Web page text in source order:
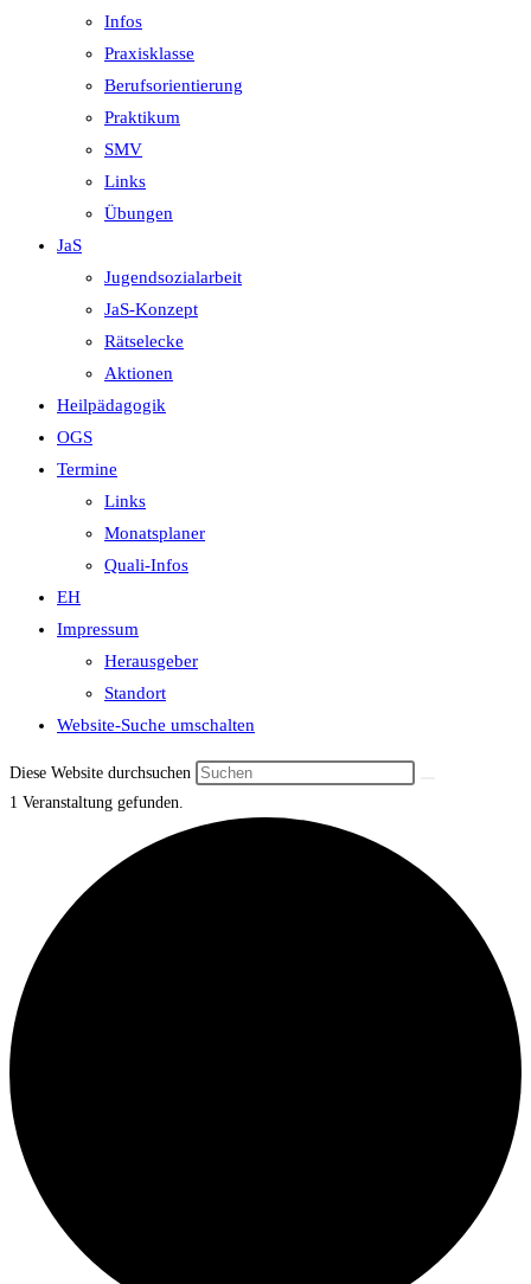
Infos
Praxisklasse
Berufsorientierung
Praktikum
SMV
Links
Übungen
JaS
Jugendsozialarbeit
JaS-Konzept
Rätselecke
Aktionen
Heilpädagogik
OGS
Termine
Links
Monatsplaner
Quali-Infos
EH
Impressum
Herausgeber
Standort
Website-Suche umschalten
Diese Website durchsuchen
1 Veranstaltung gefunden.